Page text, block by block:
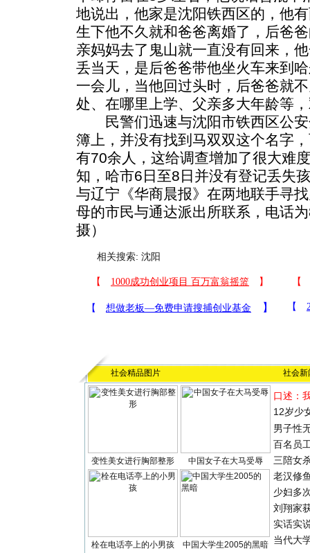
地说出，他家是沈阳铁西区的，他
生下他不久就和爸爸离婚了，后爸
亲妈妈去了鬼山就一直没有回来，
丢当天，是后爸爸带他坐火车来到
一会儿，当他回过头时，后爸爸就
处、在哪里上学、父亲多大年龄等
民警们迅速与沈阳市铁西区公安
簿上，并没有找到马双双这个名字
有70余人，这给调查增加了很大难
知，哈市6日至8日并没有登记丢失
与辽宁《华商晨报》在两地联手寻
母的市民与通达派出所联系，电话
摄）
相关搜索: 沈阳
社会精品图片 社会新
变性美女进行胸部整形 中国女子在大马受辱
栓在电话亭上的小男孩 中国大学生2005的黑暗
口述：
12岁少
男子性
百名员
三陪女
老汉修
少妇多
刘翔家
实话实
当代大